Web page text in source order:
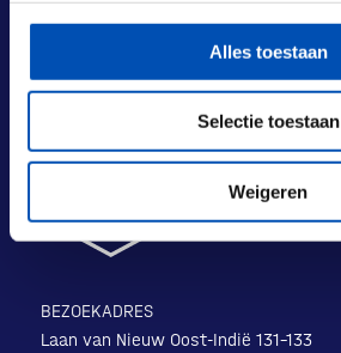
Alles toestaan
Selectie toestaan
Weigeren
BEZOEKADRES
Laan van Nieuw Oost-Indië 131-133